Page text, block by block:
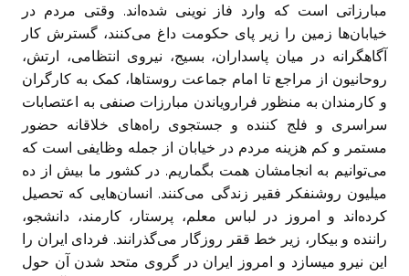
مبارزاتی است که وارد فاز نوینی شده‌اند. وقتی مردم در
خیابان‌ها زمین را زیر پای حکومت داغ می‌کنند، گسترش کار
آگاهگرانه در میان پاسداران، بسیج، نیروی انتظامی، ارتش،
روحانیون از مراجع تا امام جماعت روستا‌ها، کمک به کارگران
و کارمندان به منظور فرارویاندن مبارزات صنفی به اعتصابات
سراسری و فلج کننده و جستجوی راه‌های خلاقانه حضور
مستمر و کم هزینه مردم در خیابان از جمله وظایفی است که
می‌توانیم به انجامشان همت بگماریم. در کشور ما بیش از ده
میلیون روشنفکر فقیر زندگی می‌کنند. انسان‌هایی که تحصیل
کرده‌اند و امروز در لباس معلم، پرستار، کارمند، دانشجو،
راننده و بیکار، زیر خط ققر روزگار می‌گذرانند. فردای ایران را
این نیرو میسازد و امروز ایران در گروی متحد شدن آن حول